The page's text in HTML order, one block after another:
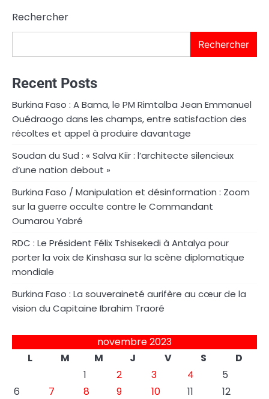
Rechercher
Rechercher
Recent Posts
Burkina Faso : A Bama, le PM Rimtalba Jean Emmanuel
Ouédraogo dans les champs, entre satisfaction des
récoltes et appel à produire davantage
Soudan du Sud : « Salva Kiir : l’architecte silencieux
d’une nation debout »
Burkina Faso / Manipulation et désinformation : Zoom
sur la guerre occulte contre le Commandant
Oumarou Yabré
RDC : Le Président Félix Tshisekedi à Antalya pour
porter la voix de Kinshasa sur la scène diplomatique
mondiale
Burkina Faso : La souveraineté aurifère au cœur de la
vision du Capitaine Ibrahim Traoré
novembre 2023
L
M M J V S
D
1
2 3 4
5
6
7 8 9 10 11
12